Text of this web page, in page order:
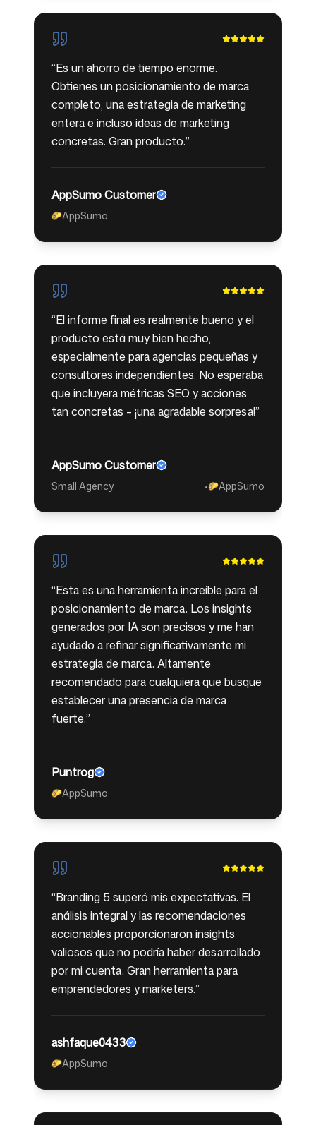
“Es un ahorro de tiempo enorme.
Obtienes un posicionamiento de marca
completo, una estrategia de marketing
entera e incluso ideas de marketing
concretas. Gran producto.”
AppSumo Customer
🌮AppSumo
“El informe final es realmente bueno y el
producto está muy bien hecho,
especialmente para agencias pequeñas y
consultores independientes. No esperaba
que incluyera métricas SEO y acciones
tan concretas – ¡una agradable sorpresa!”
AppSumo Customer
Small Agency •🌮AppSumo
“Esta es una herramienta increíble para el
posicionamiento de marca. Los insights
generados por IA son precisos y me han
ayudado a refinar significativamente mi
estrategia de marca. Altamente
recomendado para cualquiera que busque
establecer una presencia de marca
fuerte.”
Puntrog
🌮AppSumo
“Branding 5 superó mis expectativas. El
análisis integral y las recomendaciones
accionables proporcionaron insights
valiosos que no podría haber desarrollado
por mi cuenta. Gran herramienta para
emprendedores y marketers.”
ashfaque0433
🌮AppSumo